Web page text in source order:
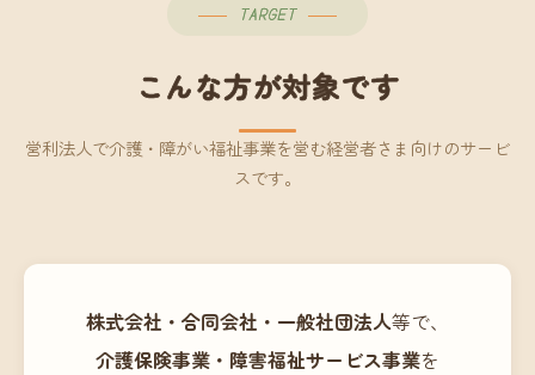
TARGET
こんな方が対象です
営利法人で介護・障がい福祉事業を営む経営者さま向けのサービ
スです。
株式会社・合同会社・一般社団法人等で、
介護保険事業・障害福祉サービス事業を